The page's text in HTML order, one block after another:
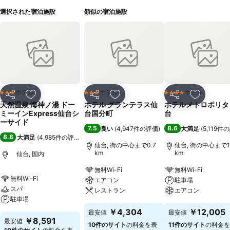
選択された宿泊施設
シェア お気に入りに追加
3 ホテルのランク
ホテル
天然温泉 海神ノ湯 ドー
ミーインExpress仙台シ
ーサイド
8.8 大満足 (4,985件の評価
仙台, 国内
無料Wi-Fi
スパ
駐車場
最安値 ￥8,591
類似の宿泊施設
シェア お気に入りに追加
3 ホテルのランク
ホテル
ホテル グランテラス仙
台国分町
7.5 良い (4,947件の評価)
仙台, 街の中心まで0.7
km
無料Wi-Fi
エアコン
レストラン
最安値 ￥4,304
10件のサイトの料金を表
シェア お気に入
4 ホテルのランク
ホテル
ホテルメトロポリ
台
8.6 大満足 (5,119件
仙台, 街の中心まで
km
無料Wi-Fi
駐車場
エアコン
最安値 ￥12,005
11件のサイトの料金